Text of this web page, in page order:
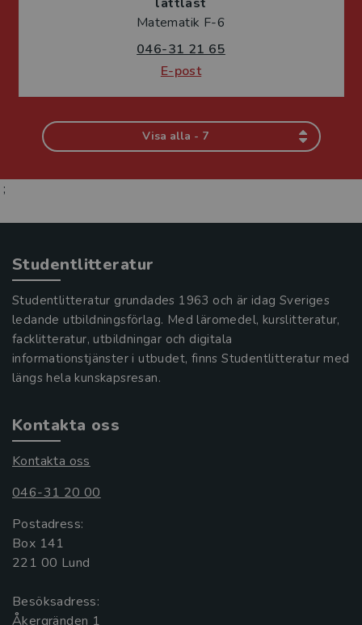
Matematik F-6
046-31 21 65
E-post
Visa alla - 7
;
Studentlitteratur
Studentlitteratur grundades 1963 och är idag Sveriges
ledande utbildningsförlag. Med läromedel, kurslitteratur,
facklitteratur, utbildningar och digitala
informationstjänster i utbudet, finns Studentlitteratur med
längs hela kunskapsresan.
Kontakta oss
Kontakta oss
046-31 20 00
Postadress:
Box 141
221 00 Lund
Besöksadress:
Åkergränden 1